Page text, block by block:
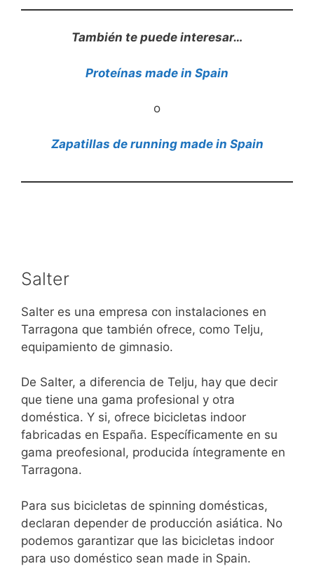
También te puede interesar…
Proteínas made in Spain
o
Zapatillas de running made in Spain
Salter
Salter es una empresa con instalaciones en
Tarragona que también ofrece, como Telju,
equipamiento de gimnasio.
De Salter, a diferencia de Telju, hay que decir
que tiene una gama profesional y otra
doméstica. Y si, ofrece bicicletas indoor
fabricadas en España. Específicamente en su
gama preofesional, producida íntegramente en
Tarragona.
Para sus bicicletas de spinning domésticas,
declaran depender de producción asiática. No
podemos garantizar que las bicicletas indoor
para uso doméstico sean made in Spain.